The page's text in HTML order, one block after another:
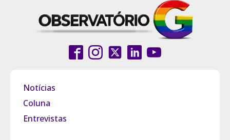
Notícias
Coluna
Entrevistas